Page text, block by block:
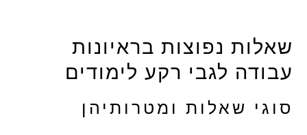
נפוצות בראיונות
לגבי רקע לימודים
שאלות ומטרותיהן